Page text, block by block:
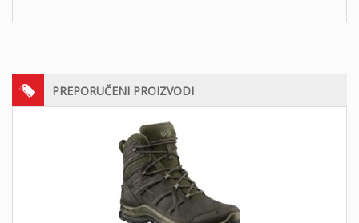
PREPORUČENI PROIZVODI